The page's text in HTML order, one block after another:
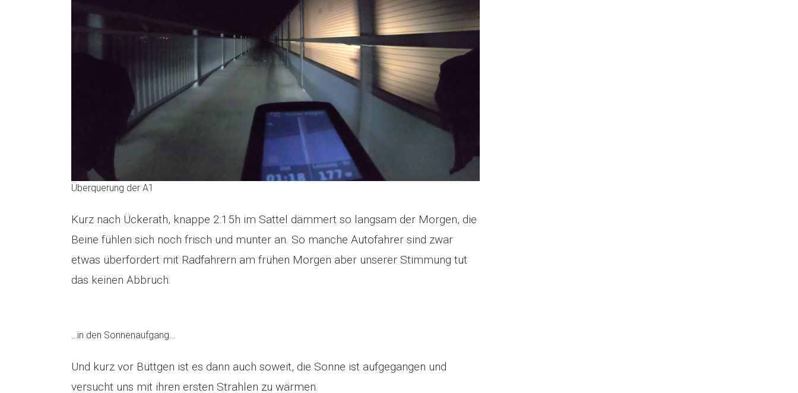
Überquerung der A1
Kurz nach Ückerath, knappe 2:15h im Sattel dämmert so langsam der Morgen, die
Beine fühlen sich noch frisch und munter an. So manche Autofahrer sind zwar
etwas überfordert mit Radfahrern am frühen Morgen aber unserer Stimmung tut
das keinen Abbruch.
…in den Sonnenaufgang…
Und kurz vor Büttgen ist es dann auch soweit, die Sonne ist aufgegangen und
versucht uns mit ihren ersten Strahlen zu wärmen.